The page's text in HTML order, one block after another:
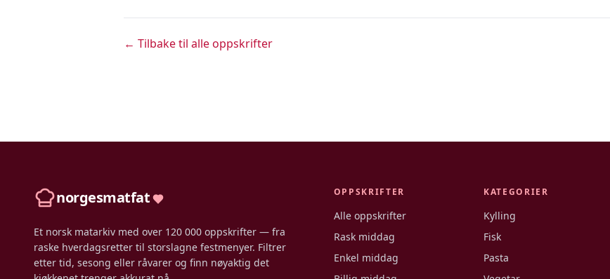
← Tilbake til alle oppskrifter
norgesmatfat
Et norsk matarkiv med over 120 000 oppskrifter — fra
raske hverdagsretter til storslagne festmenyer. Filtrer
etter tid, sesong eller råvarer og finn nøyaktig det
OPPSKRIFTER
Alle oppskrifter
Rask middag
Enkel middag
KATEGORIER
Kylling
Fisk
Pasta